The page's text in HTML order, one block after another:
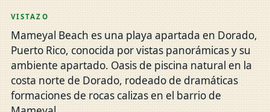
VISTAZO
Mameyal Beach es una playa apartada en Dorado,
Puerto Rico, conocida por vistas panorámicas y su
ambiente apartado. Oasis de piscina natural en la
costa norte de Dorado, rodeado de dramáticas
formaciones de rocas calizas en el barrio de